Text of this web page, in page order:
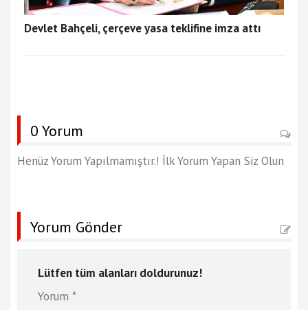
Devlet Bahçeli, çerçeve yasa teklifine imza attı
0 Yorum
Henüz Yorum Yapılmamıştır.! İlk Yorum Yapan Siz Olun
Yorum Gönder
Lütfen tüm alanları doldurunuz!
Yorum *